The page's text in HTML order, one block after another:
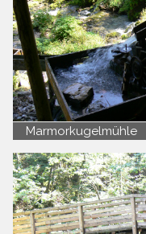
Marmorkugelmühle